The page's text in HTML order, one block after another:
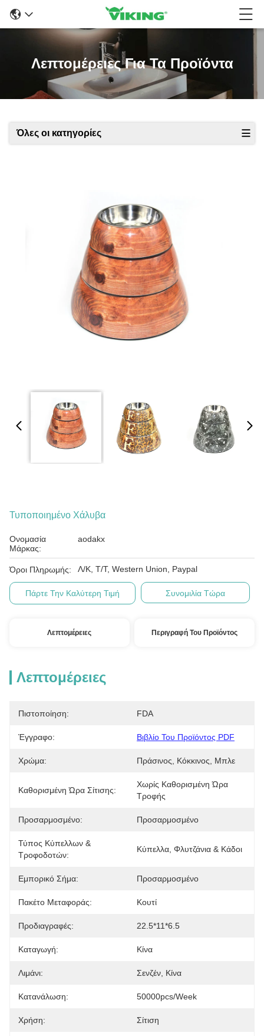
Λεπτομέρειες Για Τα Προϊόντα
Όλες οι κατηγορίες
Τυποποιημένο Χάλυβα
Ονομασία
Μάρκας:
aodakx
Όροι Πληρωμής: Λ/Κ, Τ/Τ, Western Union, Paypal
Πάρτε Την Καλύτερη Τιμή Συνομιλία Τώρα
Λεπτομέρειες Περιγραφή Του Προϊόντος
Λεπτομέρειες
Πιστοποίηση: FDA
Έγγραφο: Βιβλίο Του Προϊόντος PDF
Χρώμα: Πράσινος, Κόκκινος, Μπλε
Καθορισμένη Ώρα Σίτισης:
Χωρίς Καθορισμένη Ώρα
Τροφής
Προσαρμοσμένο: Προσαρμοσμένο
Τύπος Κύπελλων &
Τροφοδοτών:
Κύπελλα, Φλυτζάνια & Κάδοι
Εμπορικό Σήμα: Προσαρμοσμένο
Πακέτο Μεταφοράς: Κουτί
Προδιαγραφές: 22.5*11*6.5
Καταγωγή: Κίνα
Λιμάνι: Σενζέν, Κίνα
Κατανάλωση: 50000pcs/Week
Χρήση: Σίτιση